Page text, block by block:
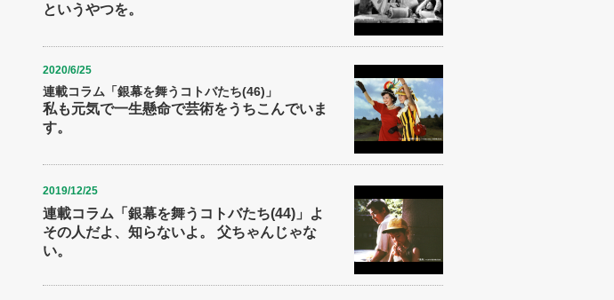
というやつを。
2020/6/25
連載コラム「銀幕を舞うコトバたち(46)」
私も元気で一生懸命で芸術をうちこんでいま
す。
2019/12/25
連載コラム「銀幕を舞うコトバたち(44)」よ
その人だよ、知らないよ。 父ちゃんじゃな
い。